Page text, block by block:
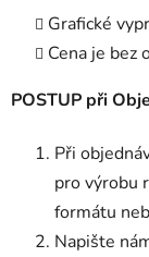
Grafické
Cena je bez
POSTUP při
Při
pro výrobu
formátu
Napište